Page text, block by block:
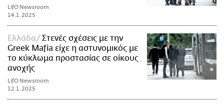
LifO Newsroom
14.1.2025
Ελλάδα
Στενές σχέσεις με την
Greek Mafia είχε η αστυνομικός με
το κύκλωμα προστασίας σε οίκους
ανοχής
LifO Newsroom
12.1.2025